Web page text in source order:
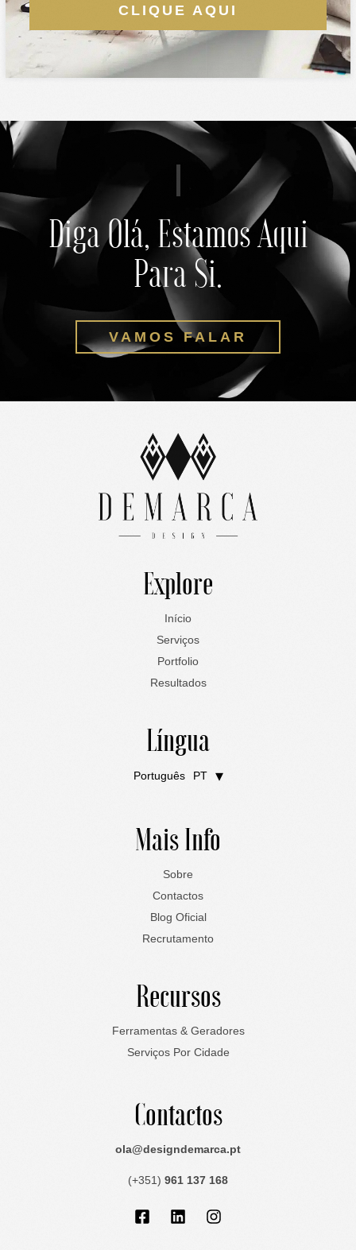
CLIQUE AQUI
Diga Olá, Estamos Aqui
Para Si.
VAMOS FALAR
Explore
Início
Serviços
Portfolio
Resultados
Língua
Português PT
English EN
Mais Info
Sobre
Contactos
Blog Oficial
Recrutamento
Recursos
Ferramentas & Geradores
Serviços Por Cidade
Contactos
ola@designdemarca.pt
(+351) 961 137 168
Facebook-
LinkedinInstagram